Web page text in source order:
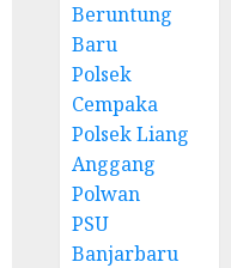
Beruntung
Baru
Polsek
Cempaka
Polsek Liang
Anggang
Polwan
PSU
Banjarbaru